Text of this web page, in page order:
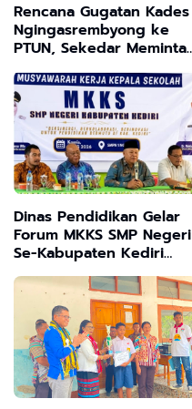
Rencana Gugatan Kades
Ngingasrembyong ke
PTUN, Sekedar Meminta
Fasilitas Pendidikan ke
Pemkab Mojokerto
Dinas Pendidikan Gelar
Forum MKKS SMP Negeri
Se-Kabupaten Kediri
Guna Evaluasi SPMB
Tahun 2026